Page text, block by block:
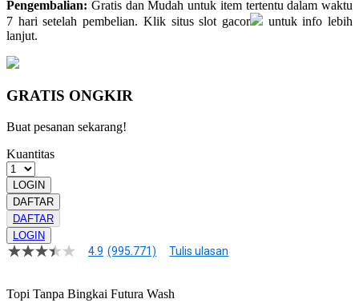
Pengembalian: Gratis dan Mudah untuk item tertentu dalam waktu
7 hari setelah pembelian. Klik situsslot gacor
untuk info lebih
lanjut.
GRATIS ONGKIR
Buat pesanan sekarang!
Kuantitas
LOGIN
DAFTAR
DAFTAR
LOGIN
4.9
bintang,
4.9 (995.771) Tulis ulasan
Topi Tanpa Bingkai Futura Wash